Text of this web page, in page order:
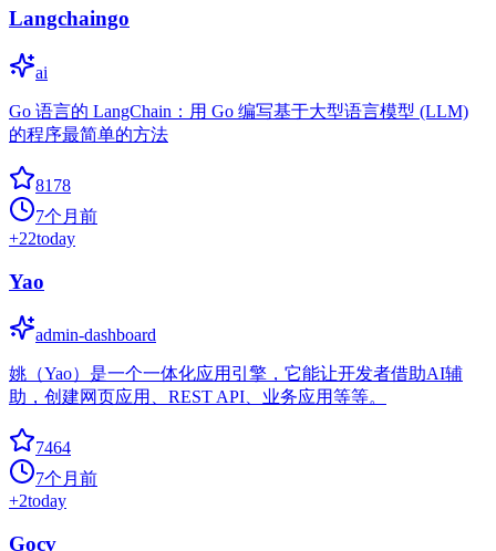
Langchaingo
ai
Go 语言的 LangChain：用 Go 编写基于大型语言模型 (LLM)
的程序最简单的方法
8178
7个月前
+22today
Yao
admin-dashboard
姚（Yao）是一个一体化应用引擎，它能让开发者借助AI辅
助，创建网页应用、REST API、业务应用等等。
7464
7个月前
+2today
Gocv